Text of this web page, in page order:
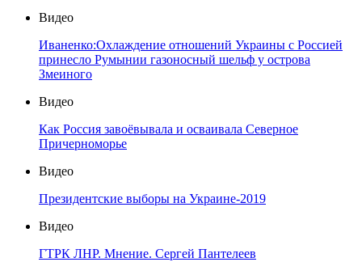
Видео
Иваненко:Охлаждение отношений Украины с Россией
принесло Румынии газоносный шельф у острова
Змеиного
Видео
Как Россия завоёвывала и осваивала Северное
Причерноморье
Видео
Президентские выборы на Украине-2019
Видео
ГТРК ЛНР. Мнение. Сергей Пантелеев